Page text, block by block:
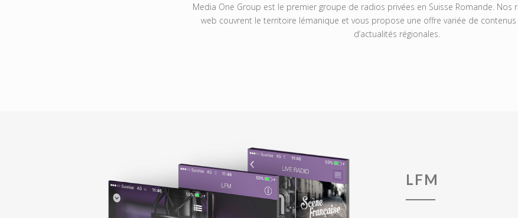
Media One Group est le premier groupe de radios privées en Suisse Romande. Nos
web couvrent le territoire lémanique et vous propose une offre variée de contenus
d’actualités régionales.
LFM